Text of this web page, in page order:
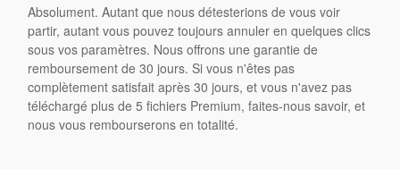
Absolument. Autant que nous détesterions de vous voir
partir, autant vous pouvez toujours annuler en quelques clics
sous vos paramètres. Nous offrons une garantie de
remboursement de 30 jours. Si vous n'êtes pas
complètement satisfait après 30 jours, et vous n'avez pas
téléchargé plus de 5 fichiers Premium, faites-nous savoir, et
nous vous rembourserons en totalité.